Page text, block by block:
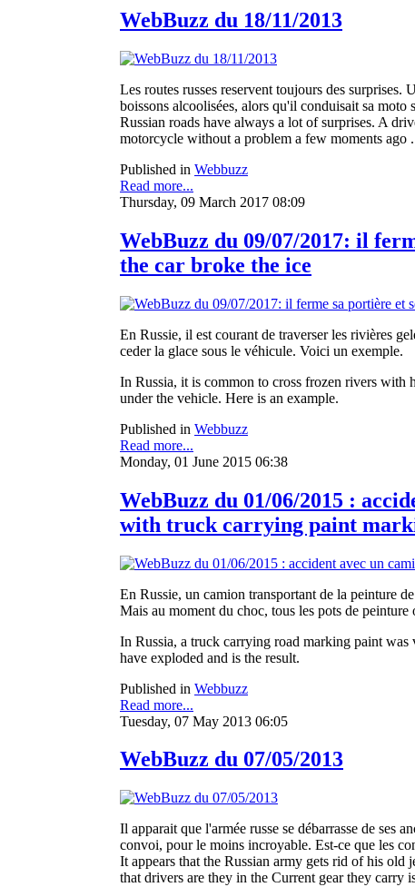
WebBuzz du 18/11/2013
Les routes russes reservent toujours des
boissons alcoolisées, alors qu'il conduisait sa moto
Russian roads have always a lot of surprises. A
motorcycle without a problem a few moments ago
Published in Webbuzz
Read more...
Thursday, 09 March 2017 08:09
WebBuzz du 09/07/2017: il
the car broke the ice
En Russie, il est courant de traverser les rivières
ceder la glace sous le véhicule. Voici un exemple.
In Russia, it is common to cross frozen rivers with
under the vehicle. Here is an example.
Published in Webbuzz
Read more...
Monday, 01 June 2015 06:38
WebBuzz du 01/06/2015 :
with truck carrying paint
En Russie, un camion transportant de la peinture
Mais au moment du choc, tous les pots de
In Russia, a truck carrying road marking paint
have exploded and is the result.
Published in Webbuzz
Read more...
Tuesday, 07 May 2013 06:05
WebBuzz du 07/05/2013
Il apparait que l'armée russe se débarrasse de ses
convoi, pour le moins incroyable. Est-ce que les
It appears that the Russian army gets rid of his
that drivers are they in the Current gear they carry